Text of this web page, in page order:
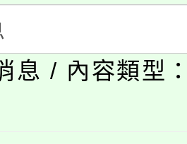
)教師甄選結果(
文化大學推廣
》溝通分析基
活教案入校路
農教育專業人
息 / 內容類型